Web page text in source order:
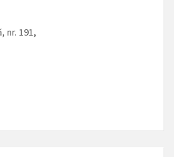
nr. 191,